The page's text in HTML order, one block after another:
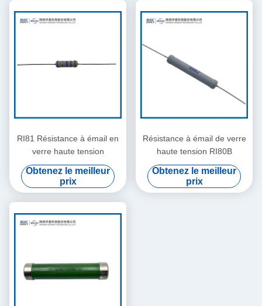
RI81 Résistance à émail en
verre haute tension
Obtenez le meilleur
prix
Résistance à émail de verre
haute tension RI80B
Obtenez le meilleur
prix